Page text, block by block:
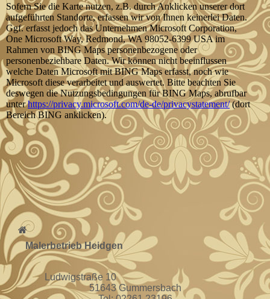
Sofern Sie die Karte nutzen, z.B. durch Anklicken unserer dort
aufgeführten Standorte, erfassen wir von Ihnen keinerlei Daten.
Ggf. erfasst jedoch das Unternehmen Microsoft Corporation,
One Microsoft Way, Redmond, WA 98052-6399 USA im
Rahmen von BING Maps personenbezogene oder
personenbeziehbare Daten. Wir können nicht beeinflussen
welche Daten Microsoft mit BING Maps erfasst, noch wie
Microsoft diese verarbeitet und auswertet. Bitte beachten Sie
deswegen die Nutzungsbedingungen für BING Maps, abrufbar
unterhttps://privacy.microsoft.com/de-de/privacystatement/(dort
Bereich BING anklicken).
Malerbetrieb Heidgen
Ludwigstraße 10
51643 Gummersbach